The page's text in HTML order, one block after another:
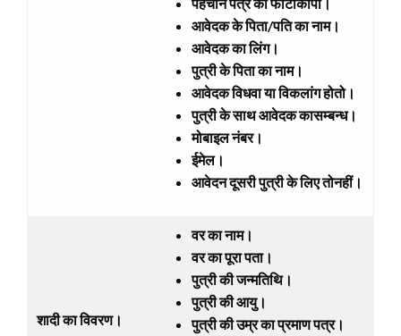
आवेदक के पिता/पति का नाम।
आवेदक का लिंग।
पुत्री के पिता का नाम।
आवेदक विधवा या विकलांग होतो।
पुत्री के साथ आवेदक कासम्बन्ध।
मोबाइल नंबर।
ईमेल।
आवेदन दूसरी पुत्री के लिए तोनहीं।
शादी का विवरण।
वर का नाम।
वर का पूरा पता।
पुत्री की जन्मतिथि।
पुत्री की आयु।
पुत्री की उम्र का प्रमाण पत्र।